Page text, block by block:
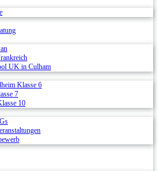
UK in Culham
Klasse 6
7
10